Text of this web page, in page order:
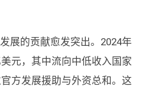
展的贡献愈发突出。2024年
元，其中流向中低收入国家
方发展援助与外资总和。这